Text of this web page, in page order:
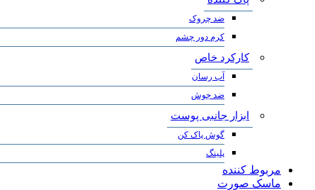
ضد چروک
کرم دور چشم
کارکرد خاص
آب رسان
ضد جوش
ابزار جانبی پوست
گوش پاک کن
پلینگ
مربوط کننده
ماسک صورت